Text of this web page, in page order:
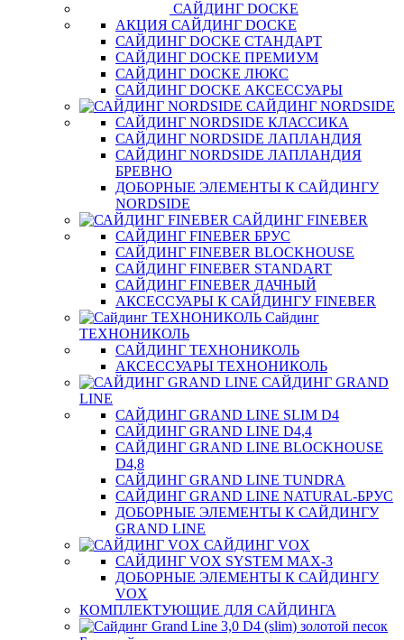
САЙДИНГ DOCKE
АКЦИЯ САЙДИНГ DOCKE
САЙДИНГ DOCKE СТАНДАРТ
САЙДИНГ DOCKE ПРЕМИУМ
САЙДИНГ DOCKE ЛЮКС
САЙДИНГ DOCKE АКСЕССУАРЫ
САЙДИНГ NORDSIDE
САЙДИНГ NORDSIDE КЛАССИКА
САЙДИНГ NORDSIDE ЛАПЛАНДИЯ
САЙДИНГ NORDSIDE ЛАПЛАНДИЯ
БРЕВНО
ДОБОРНЫЕ ЭЛЕМЕНТЫ К САЙДИНГУ
NORDSIDE
САЙДИНГ FINEBER
САЙДИНГ FINEBER БРУС
САЙДИНГ FINEBER BLOCKHOUSE
САЙДИНГ FINEBER STANDART
САЙДИНГ FINEBER ДАЧНЫЙ
АКСЕССУАРЫ К САЙДИНГУ FINEBER
Сайдинг
ТЕХНОНИКОЛЬ
САЙДИНГ ТЕХНОНИКОЛЬ
АКСЕССУАРЫ ТЕХНОНИКОЛЬ
САЙДИНГ GRAND
LINE
САЙДИНГ GRAND LINE SLIM D4
САЙДИНГ GRAND LINE D4,4
САЙДИНГ GRAND LINE BLOCKHOUSE
D4,8
САЙДИНГ GRAND LINE TUNDRA
САЙДИНГ GRAND LINE NATURAL-БРУС
ДОБОРНЫЕ ЭЛЕМЕНТЫ К САЙДИНГУ
GRAND LINE
САЙДИНГ VOX
САЙДИНГ VOX SYSTEM MAX-3
ДОБОРНЫЕ ЭЛЕМЕНТЫ К САЙДИНГУ
VOX
КОМПЛЕКТУЮЩИЕ ДЛЯ САЙДИНГА